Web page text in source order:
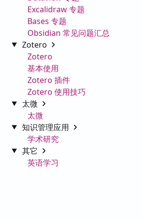
Excalidraw 专题
Bases 专题
Obsidian 常见问题汇总
Zotero
Zotero
基本使用
Zotero 插件
Zotero 使用技巧
太微
太微
知识管理应用
学术研究
其它
英语学习